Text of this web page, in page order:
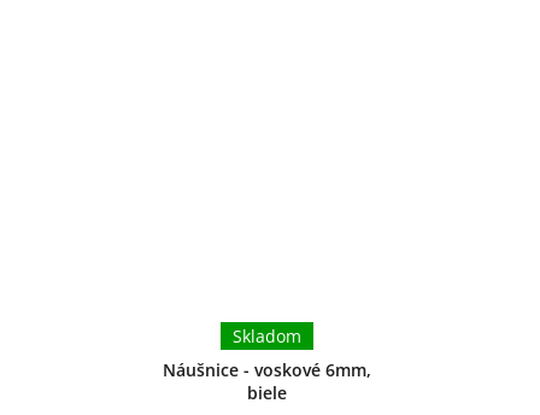
Náušnice - voskové 6mm,
biele
Skladom